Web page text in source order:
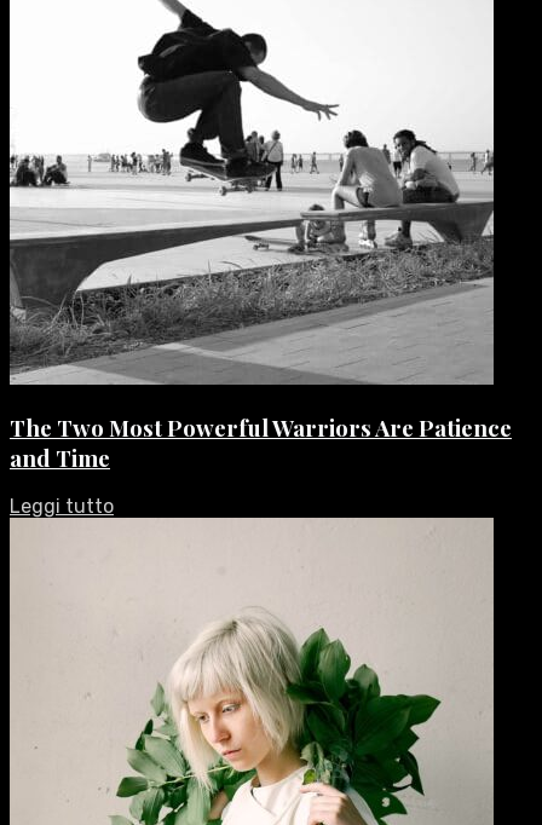
The Two Most Powerful Warriors Are Patience
and Time
Leggi tutto